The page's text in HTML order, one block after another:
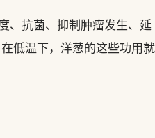
、抗菌、抑制肿瘤发生、延
低温下，洋葱的这些功用就